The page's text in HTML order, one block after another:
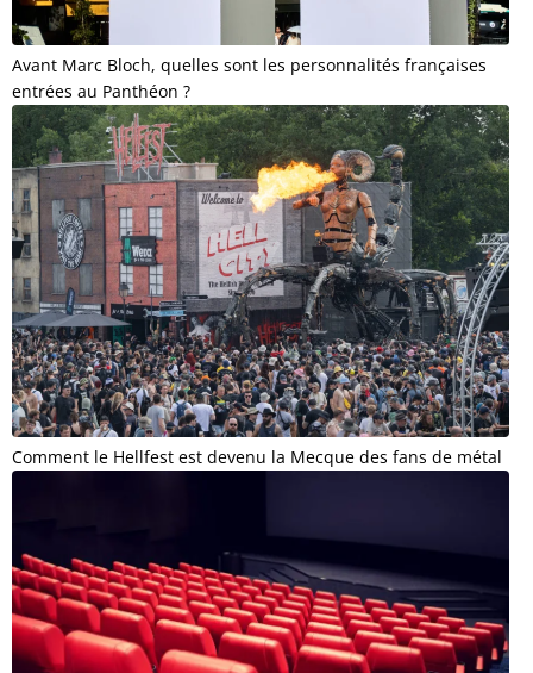
Avant Marc Bloch, quelles sont les personnalités françaises
entrées au Panthéon ?
Comment le Hellfest est devenu la Mecque des fans de métal